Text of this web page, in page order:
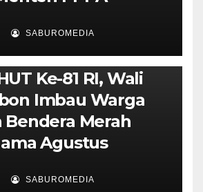
SABUROMEDIA
& PEMERINTAHAN
Ke-81 RI, Wali
Imbau Warga
Bendera Merah
Agustus
SABUROMEDIA
THE MOLUCCAS